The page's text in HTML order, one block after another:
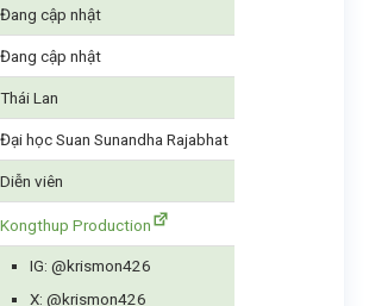
Đang cập nhật
Đang cập nhật
Thái Lan
Đại học Suan Sunandha Rajabhat
Diễn viên
Kongthup Production
IG: @krismon426
X: @krismon426